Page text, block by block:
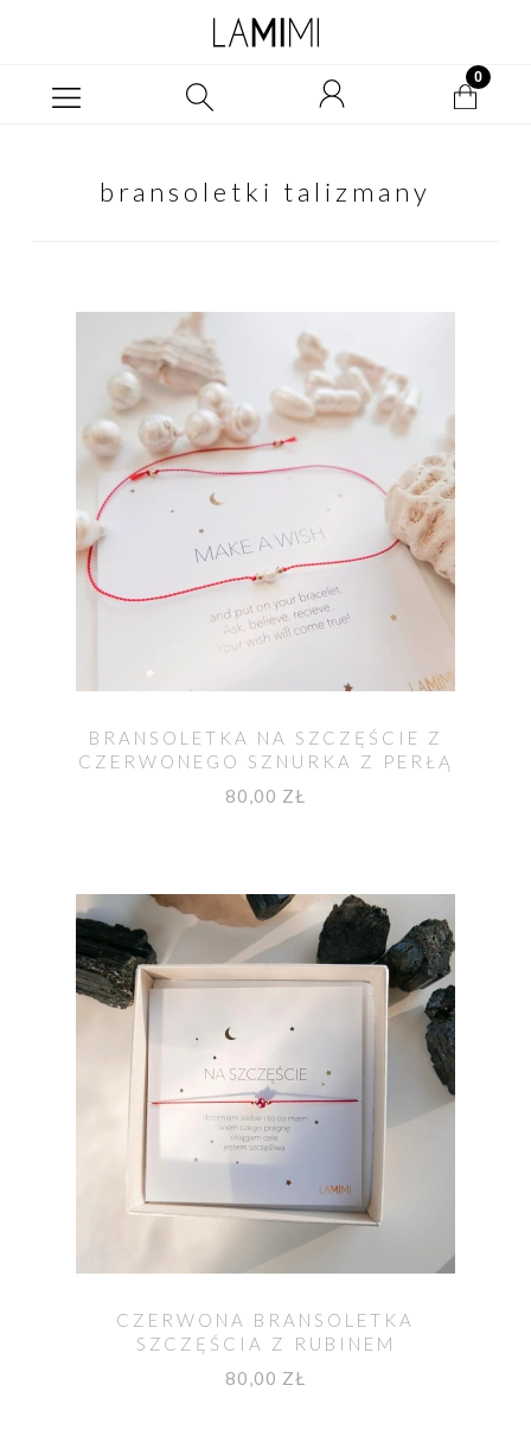
bransoletki talizmany
BRANSOLETKA NA SZCZĘŚCIE Z
CZERWONEGO SZNURKA Z PERŁĄ
80,00 ZŁ
CZERWONA BRANSOLETKA
SZCZĘŚCIA Z RUBINEM
80,00 ZŁ